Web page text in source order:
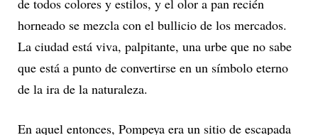
de todos colores y estilos, y el olor a pan recién
horneado se mezcla con el bullicio de los mercados.
La ciudad está viva, palpitante, una urbe que no sabe
que está a punto de convertirse en un símbolo eterno
de la ira de la naturaleza.
En aquel entonces, Pompeya era un sitio de escapada